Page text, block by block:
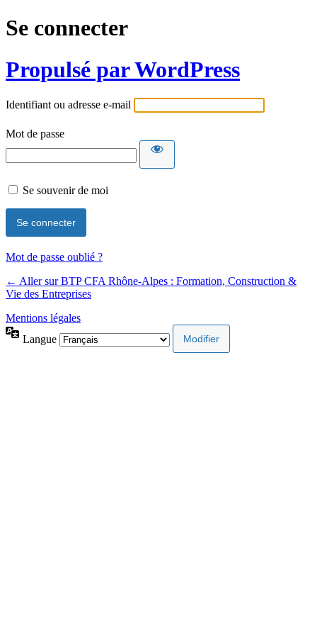
Se connecter
Propulsé par WordPress
Identifiant ou adresse e-mail
Mot de passe
Se souvenir de moi
Mot de passe oublié ?
← Aller sur BTP CFA Rhône-Alpes : Formation, Construction &
Vie des Entreprises
Mentions légales
Langue